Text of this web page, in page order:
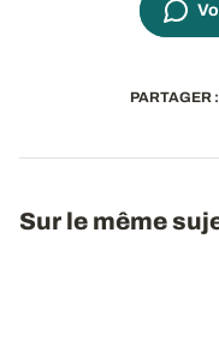
PARTAGER :
Sur le même